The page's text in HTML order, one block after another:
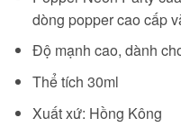
dòng popper cao cấp
Độ mạnh cao, dành
Thể tích 30ml
Xuất xứ: Hồng Kông